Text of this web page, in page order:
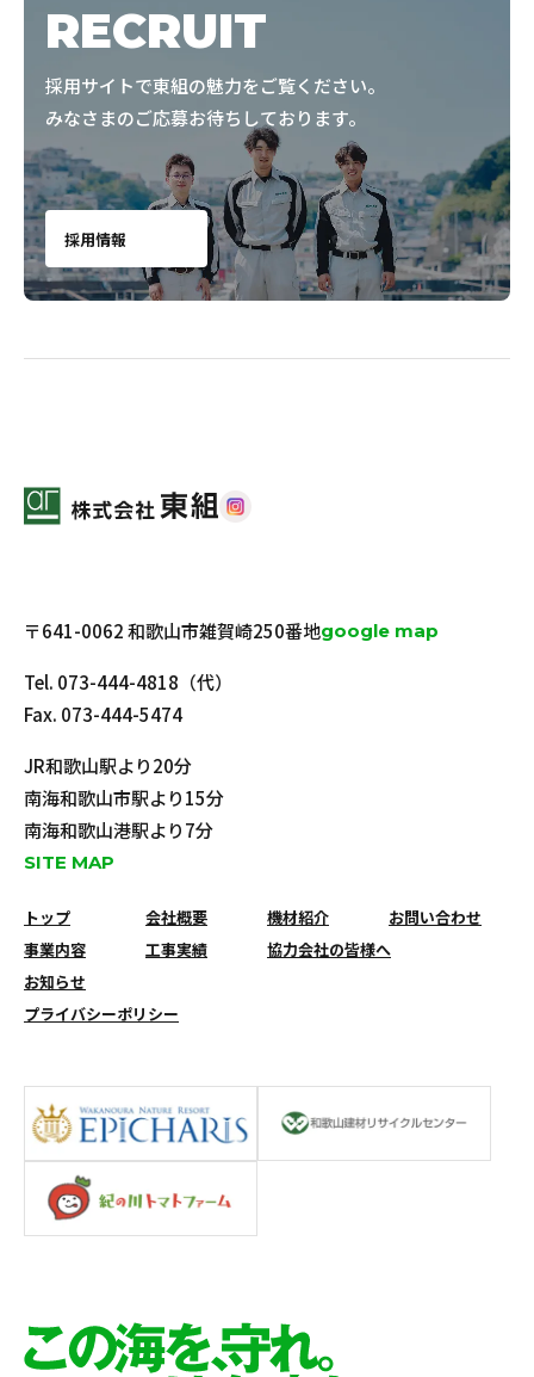
RECRUIT
採用サイトで東組の魅力をご覧ください。
みなさまのご応募お待ちしております。
採用情報
〒641-0062 和歌山市雑賀崎250番地google map
Tel. 073-444-4818 （代）
Fax. 073-444-5474
JR和歌山駅より20分
南海和歌山市駅より15分
南海和歌山港駅より7分
SITE MAP
トップ 会社概要 機材紹介
お問い合わせ
事業内容
工事実績
協力会社の皆様へ
お知らせ
プライバシーポリシー